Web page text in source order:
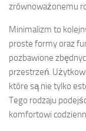
zrównoważonemu
Minimalizm to
proste formy oraz
pozbawione
przestrzeń.
które są nie tylko
Tego rodzaju
komfortowi